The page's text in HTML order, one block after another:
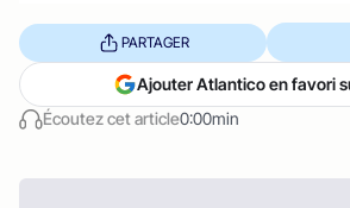
Écoutez cet article0:00min
PARTAGER
Ajouter Atlantico en favori